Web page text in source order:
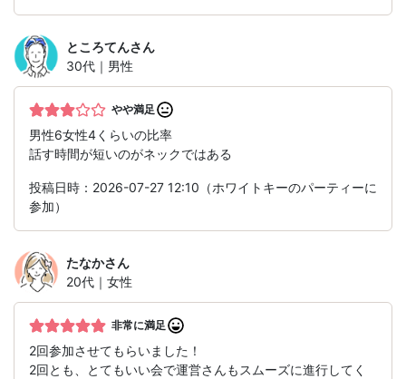
ところてんさん
30代｜男性
やや満足
男性6女性4くらいの比率
話す時間が短いのがネックではある
投稿日時：2026-07-27 12:10（ホワイトキーのパーティーに
参加）
たなかさん
20代｜女性
非常に満足
2回参加させてもらいました！
2回とも、とてもいい会で運営さんもスムーズに進行してく